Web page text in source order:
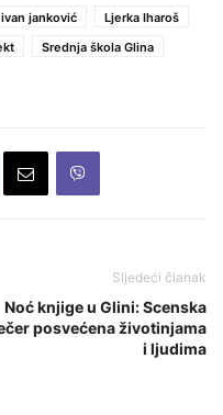
ivan janković
Ljerka Iharoš
Srednja škola Glina
Sljedeći članak
Noć knjige u Glini: Scenska
posvećena životinjama
i ljudima